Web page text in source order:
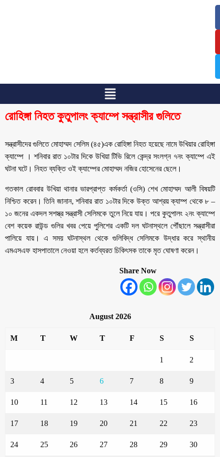
রোহিঙ্গা নিহত কুতুপালং ক্যাম্পে সন্ত্রাসীর গুলিতে
সন্ত্রাসীদের গুলিতে মোহাম্মদ সেলিম (৪৫)এক রোহিঙ্গা নিহত হয়েছে নামে উখিয়ার রোহিঙ্গা
ক্যাম্পে । শনিবার রাত ১০টার দিকে উখিয়া টিভি রিলে কেন্দ্র সংলগ্ন ৭নং ক্যাম্পে এই
ঘটনা ঘটে। নিহত ব্যক্তি ওই ক্যাম্পের মোহাম্মদ নজির হোসেনের ছেলে।
গতকাল রোববার উখিয়া থানার ভারপ্রাপ্ত কর্মকর্তা (ওসি) শেখ মোহাম্মদ আলী বিষয়টি
নিশ্চিত করেন। তিনি জানান, শনিবার রাত ১০টার দিকে উক্ত আশ্রয় ক্যাম্প থেকে ৮ –
১০ জনের একদল সশস্ত্র সন্ত্রাসী সেলিমকে তুলে নিয়ে যায়। পরে কুতুপালং ২নং ক্যাম্পে
বেশ কয়েক রাউন্ড গুলির খবর পেয়ে পুলিশের একটি দল ঘটনাস্থলে পৌঁছালে সন্ত্রাসীরা
পালিয়ে যায়। এ সময় ঘটনাস্থল থেকে গুলিবিদ্ধ সেলিমকে উদ্ধার করে স্থানীয়
এমএসএফ হাসপাতালে নেওয়া হলে কর্তব্যরত চিকিৎসক তাকে মৃত ঘোষণা করেন।
Share Now
August 2026
M T W T F S S
1 2
3 4 5 6 7 8 9
10 11 12 13 14 15 16
17 18 19 20 21 22 23
24 25 26 27 28 29 30